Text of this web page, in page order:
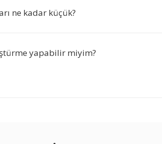
ne kadar küçük?
yapabilir miyim?